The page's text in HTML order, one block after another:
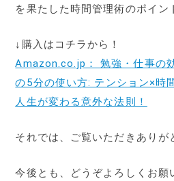
を果たした時間管理術のポイン
↓購入はコチラから！
Amazon.co.jp： 勉強・仕事の
の5分の使い方: テンション×時
人生が変わる意外な法則！
それでは、ご覧いただきありが
今後とも、どうぞよろしくお願